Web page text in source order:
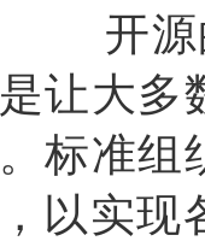
开源
让大多
标准组
以实现